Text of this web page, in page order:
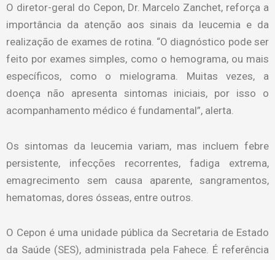
O diretor-geral do Cepon, Dr. Marcelo Zanchet, reforça a
importância da atenção aos sinais da leucemia e da
realização de exames de rotina. “O diagnóstico pode ser
feito por exames simples, como o hemograma, ou mais
específicos, como o mielograma. Muitas vezes, a
doença não apresenta sintomas iniciais, por isso o
acompanhamento médico é fundamental”, alerta.
Os sintomas da leucemia variam, mas incluem febre
persistente, infecções recorrentes, fadiga extrema,
emagrecimento sem causa aparente, sangramentos,
hematomas, dores ósseas, entre outros.
O Cepon é uma unidade pública da Secretaria de Estado
da Saúde (SES), administrada pela Fahece. É referência